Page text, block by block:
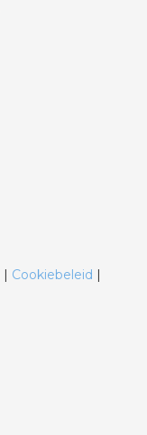
| Cookiebeleid |